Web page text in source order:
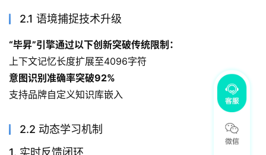
2.1 语境捕捉技术升级
“毕昇”引擎通过以下创新突破传统限制：
上下文记忆长度扩展至4096字符
意图识别准确率突破92%
支持品牌自定义知识库嵌入
2.2 动态学习机制